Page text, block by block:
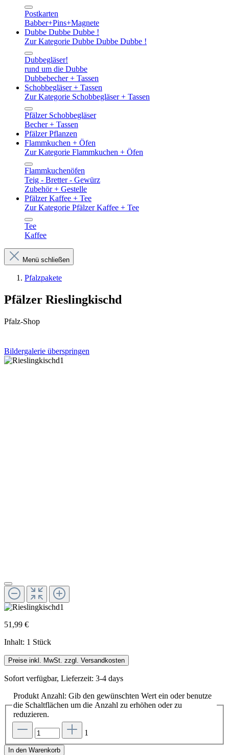
Postkarten
Babber+Pins+Magnete
Dubbe Dubbe Dubbe !
Zur Kategorie Dubbe Dubbe Dubbe !
Dubbegläser!
rund um die Dubbe
Dubbebecher + Tassen
Schobbegläser + Tassen
Zur Kategorie Schobbegläser + Tassen
Pfälzer Schobbegläser
Becher + Tassen
Pfälzer Pflanzen
Flammkuchen + Öfen
Zur Kategorie Flammkuchen + Öfen
Flammkuchenöfen
Teig - Bretter - Gewürz
Zubehör + Gestelle
Pfälzer Kaffee + Tee
Zur Kategorie Pfälzer Kaffee + Tee
Tee
Kaffee
Menü schließen
Pfalzpakete
Pfälzer Rieslingkischd
Pfalz-Shop
Bildergalerie überspringen
51,99 €
Inhalt: 1 Stück
Preise inkl. MwSt. zzgl. Versandkosten
Sofort verfügbar, Lieferzeit: 3-4 days
Produkt Anzahl: Gib den gewünschten Wert ein oder benutze
die Schaltflächen um die Anzahl zu erhöhen oder zu
reduzieren.
1
In den Warenkorb